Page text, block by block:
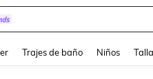
Trajes de baño Niños